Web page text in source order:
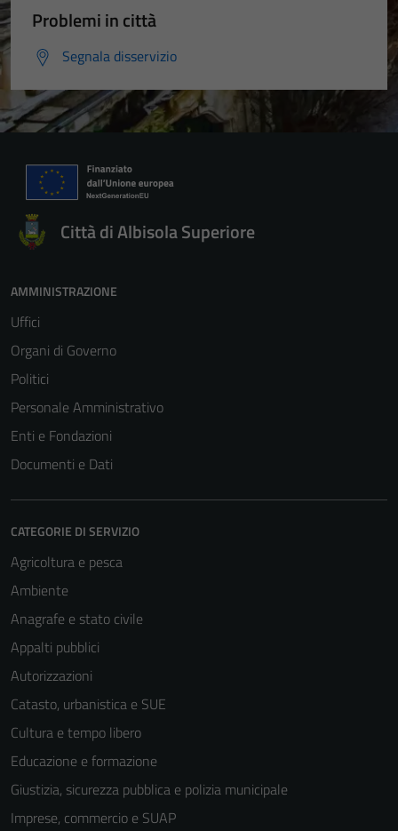
Problemi in città
Segnala disservizio
Città di Albisola Superiore
AMMINISTRAZIONE
Uffici
Organi di Governo
Politici
Personale Amministrativo
Enti e Fondazioni
Documenti e Dati
CATEGORIE DI SERVIZIO
Agricoltura e pesca
Ambiente
Anagrafe e stato civile
Appalti pubblici
Autorizzazioni
Catasto, urbanistica e SUE
Cultura e tempo libero
Educazione e formazione
Giustizia, sicurezza pubblica e polizia municipale
Imprese, commercio e SUAP